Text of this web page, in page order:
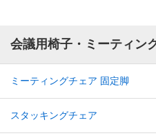
会議用椅子・ミーティン
ミーティングチェア 固定脚
スタッキングチェア